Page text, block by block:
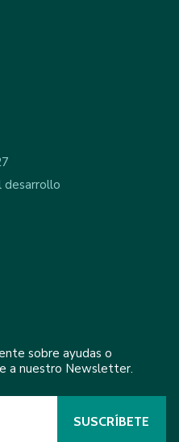
desarrollo
sobre ayudas o
a nuestro Newsletter.